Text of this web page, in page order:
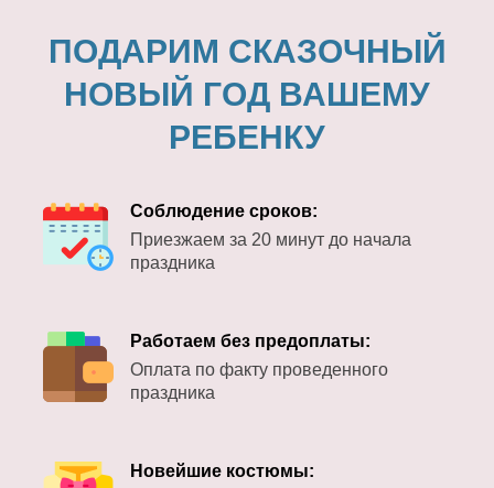
ПОДАРИМ СКАЗОЧНЫЙ
НОВЫЙ ГОД ВАШЕМУ
РЕБЕНКУ
Соблюдение сроков:
Приезжаем за 20 минут до начала
праздника
Работаем без предоплаты:
Оплата по факту проведенного
праздника
Новейшие костюмы: